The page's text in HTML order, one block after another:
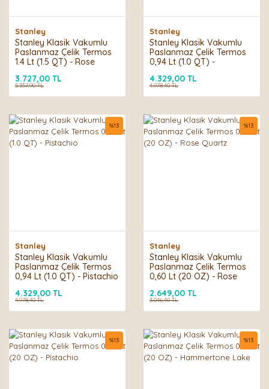
Stanley
Stanley Klasik Vakumlu
Paslanmaz Çelik Termos
1.4 Lt (1.5 QT) - Rose
3.727,00 TL
5.357,90 TL
Stanley
Stanley Klasik Vakumlu
Paslanmaz Çelik Termos
0,94 Lt (1.0 QT) -
4.329,00 TL
4.978,40 TL
Stanley
Stanley Klasik Vakumlu
Paslanmaz Çelik Termos
0,94 Lt (1.0 QT) - Pistachio
%13
4.329,00 TL
4.978,40 TL
Stanley
Stanley Klasik Vakumlu
Paslanmaz Çelik Termos
0,60 Lt (20 OZ) - Rose
%13
2.649,00 TL
3.046,40 TL
%13 %13